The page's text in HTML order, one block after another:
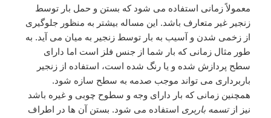
معمولاً زمانی استفاده می شود که بستن و حمل بار توسط
زنجیر غیر متعارف باشد. این مساله بیشتر به منظور جلوگیری
از زخمی شدن و آسیب به بار توسط زنجیر به میان می آید. به
طور مثال زمانی که بار شما از جنس فلز است اما دارای
سطح پردازش شده و یا رنگ شده است، استفاده از زنجیر
باربرداری می تواند موجب صدمه به سطح سازه شود.
همچنین زمانی که بار دارای وجه و سطوح چوبی و غیره باشد
نیز ازتسمه باربری استفاده می شود. بستن آن ها در اطراف